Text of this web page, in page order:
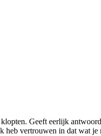
Geeft eerlijk
vertrouwen in dat wat